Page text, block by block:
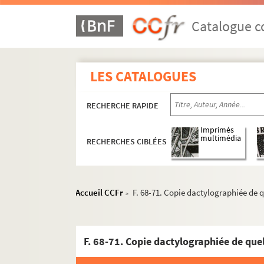
Catalogue
LES CATALOGUES
RECHERCHE RAPIDE
RECHERCHES CIBLÉES
Imprimés
multimédia
Accueil CCFr > F. 68-71. Copie dactylographiée de
F. 68-71. Copie dactylographiée de
Ms 2814. Pierre-Joseph Proudhon. "Du
Ms 2815. Georges Duchêne. "Sur l'impôt".
Ms 2816. Pierre-Joseph Proudhon. "Carnet"
Ms 2819. Pierre-Joseph Proudhon.
Ms 2820. Pierre-Joseph Proudhon.
Ms 2821. Pierre-Joseph Proudhon.
Ms 2822-2826. Pierre-Joseph Proudhon.
Ms 2827. Pierre-Joseph-Proudhon. Notes
Ms 2828. Pierre-Joseph Proudhon. Notes
Ms 2832-2837. Pierre-Joseph Proudhon.